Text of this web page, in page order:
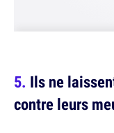
Ils ne
contre leurs